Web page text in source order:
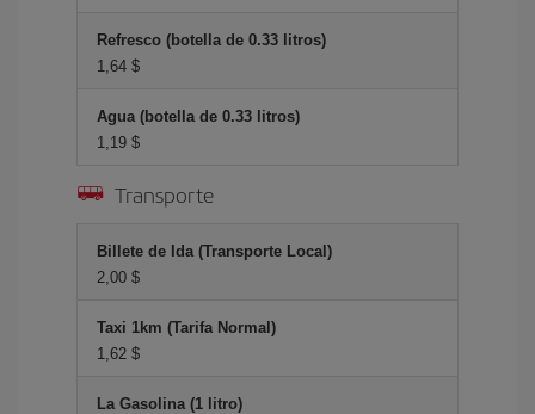
Refresco (botella de 0.33 litros)
1,64 $
Agua (botella de 0.33 litros)
1,19 $
Transporte
Billete de Ida (Transporte Local)
2,00 $
Taxi 1km (Tarifa Normal)
1,62 $
La Gasolina (1 litro)